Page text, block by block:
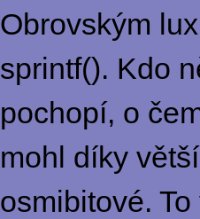
Obrovským
sprintf(). Kdo
pochopí, o
mohl díky
osmibitové.